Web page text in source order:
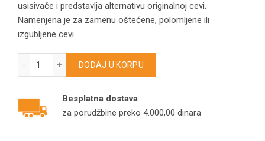
usisivače i predstavlja alternativu originalnoj cevi.
Namenjena je za zamenu oštećene, polomljene ili
izgubljene cevi.
DODAJ U KORPU
Besplatna dostava
za porudžbine preko 4.000,00 dinara